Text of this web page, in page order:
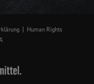
Human Rights